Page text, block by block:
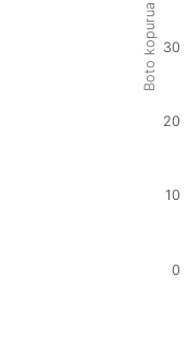
Boto kopurua
0
10
20
30